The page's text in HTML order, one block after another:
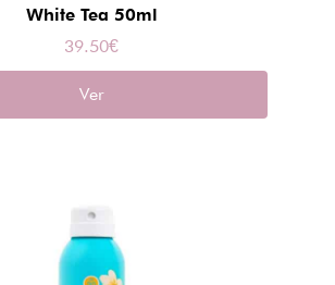
White Tea 50ml
39.50€
Ver